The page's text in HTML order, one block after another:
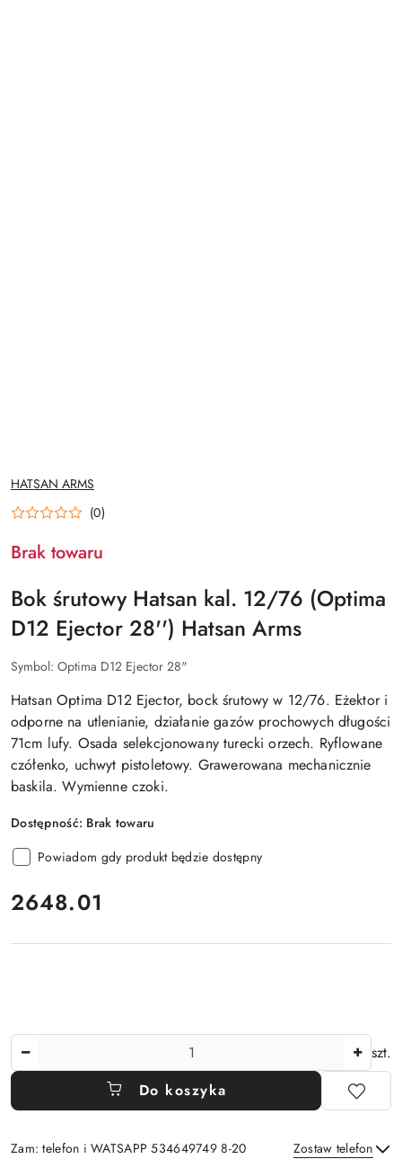
NAZWA
PRODUCENTA:
HATSAN ARMS
(0)
Brak towaru
Bok śrutowy Hatsan kal. 12/76 (Optima
D12 Ejector 28'') Hatsan Arms
Symbol: Optima D12 Ejector 28"
Hatsan Optima D12 Ejector, bock śrutowy w 12/76. Eżektor i
odporne na utlenianie, działanie gazów prochowych długości
71cm lufy. Osada selekcjonowany turecki orzech. Ryflowane
czółenko, uchwyt pistoletowy. Grawerowana mechanicznie
baskila. Wymienne czoki.
Dostępność: Brak towaru
Powiadom gdy produkt będzie dostępny
cena:
2648.01
szt.
Do koszyka
Zam: telefon i WATSAPP 534649749 8-20 Zostaw telefon